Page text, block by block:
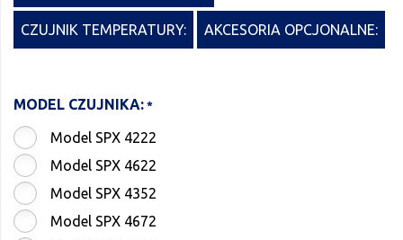
CZUJNIK TEMPERATURY: AKCESORIA OPCJONALNE:
MODEL CZUJNIKA:
Model SPX 4222
Model SPX 4622
Model SPX 4352
Model SPX 4672